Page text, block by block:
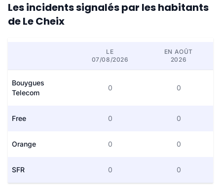
Les incidents signalés par les habitants
de Le Cheix
LE
07/08/2026
EN AOÛT
2026
Bouygues
Telecom
0 0
Free 0 0
Orange 0 0
SFR 0 0